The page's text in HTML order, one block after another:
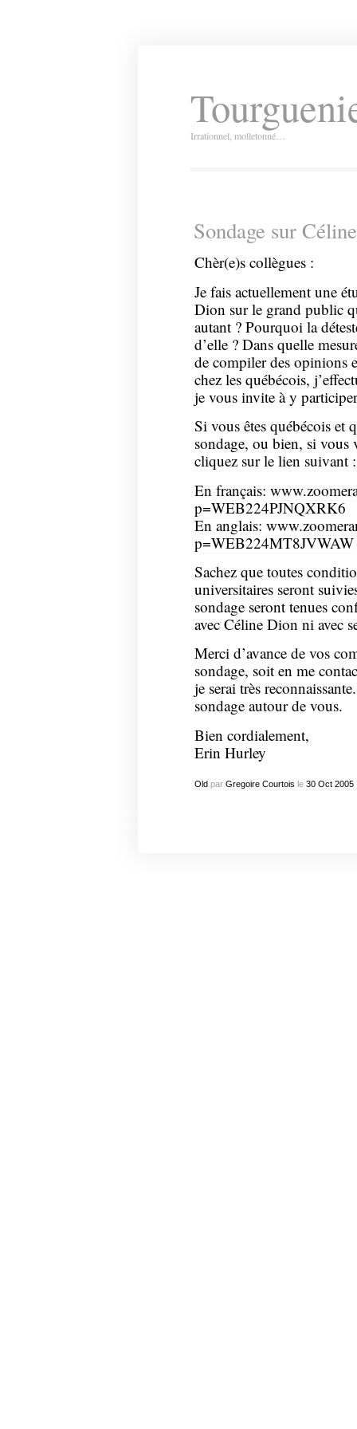
Irrationnel, molletonné…
Sondage sur
Chèr(e)s collègues :
Je fais actuellement une
Dion sur le grand public
autant ? Pourquoi la
d’elle ? Dans quelle
de compiler des opinions
chez les québécois,
je vous invite à y
Si vous êtes québécois et
sondage, ou bien, si vous
cliquez sur le lien suivant :
En français:
p=WEB224PJNQXRK6
En anglais:
p=WEB224MT8JVWAW
Sachez que toutes
universitaires seront
sondage seront tenues
avec Céline Dion ni avec
Merci d’avance de vos
sondage, soit en me
je serai très
sondage autour de vous.
Bien cordialement,
Erin Hurley
Old par Gregoire Courtois le 30 Oct 2005